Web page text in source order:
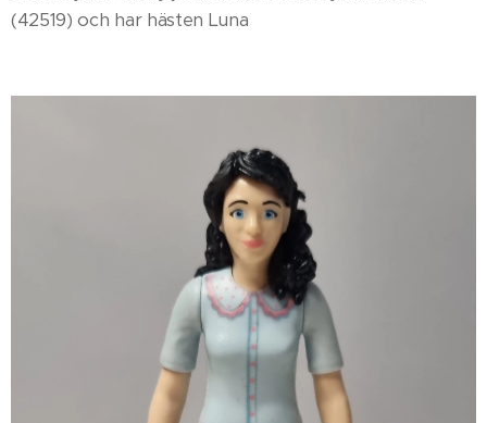
(42519) och har hästen Luna